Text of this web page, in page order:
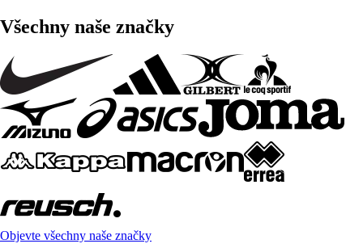
Všechny naše značky
Objevte všechny naše značky